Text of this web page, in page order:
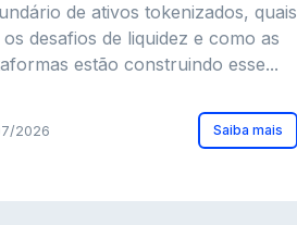
de ativos tokenizados, quais
desafios de liquidez e como as
estão construindo esse...
2026 Saiba mais